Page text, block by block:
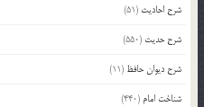
شرح احادیث (51)
شرح حدیث (550)
شرح دیوان حافظ (11)
شناخت امام (440)